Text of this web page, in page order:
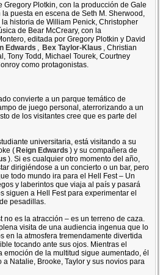
Plotkin, con la producción de Gale
puesta en escena de Seth M. Sherwood,
historia de William Penick, Christopher
de Bear McCreary, con la
editada por Gregory Plotkin y David
Edwards , Bex Taylor-Klaus , Christian
Tony Todd, Michael Tourek, Courtney
como protagonistas.
convierte a un parque temático de
de juego personal, aterrorizando a un
de los visitantes cree que es parte del
universitaria, está visitando a su
(Reign Edwards ) y su compañera de
). Si es cualquier otro momento del año,
dirigiéndose a un concierto o un bar, pero
todo mundo ira para el Hell Fest – Un
y laberintos que viaja al país y pasará
siguen a Hell Fest para experimentar el
pesadillas.
no es la atracción – es un terreno de caza.
visita de una audiencia ingenua que lo
en la atmosfera tremendamente divertida
tocando ante sus ojos. Mientras el
emoción de la multitud sigue aumentado, él
Natalie, Brooke, Taylor y sus novios para